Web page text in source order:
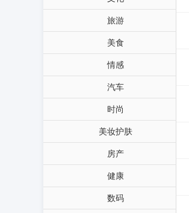
旅游
美食
情感
汽车
时尚
美妆护肤
房产
健康
数码